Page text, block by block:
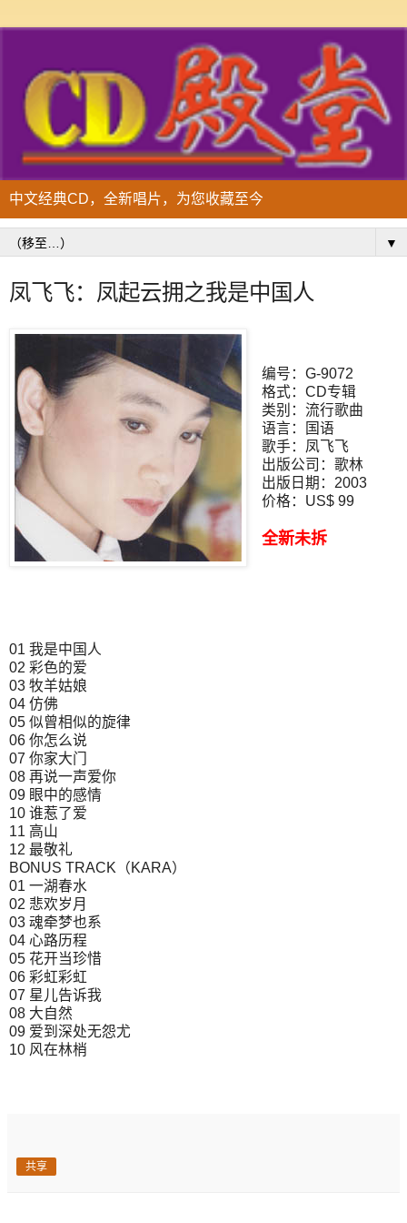
中文经典CD，全新唱片，为您收藏至今
▼
凤飞飞：凤起云拥之我是中国人
编号：G-9072
格式：CD专辑
类别：流行歌曲
语言：国语
歌手：凤飞飞
出版公司：歌林
出版日期：2003
价格：US$ 99
全新未拆
01 我是中国人
02 彩色的爱
03 牧羊姑娘
04 仿佛
05 似曾相似的旋律
06 你怎么说
07 你家大门
08 再说一声爱你
09 眼中的感情
10 谁惹了爱
11 高山
12 最敬礼
BONUS TRACK（KARA）
01 一湖春水
02 悲欢岁月
03 魂牵梦也系
04 心路历程
05 花开当珍惜
06 彩虹彩虹
07 星儿告诉我
08 大自然
09 爱到深处无怨尤
10 风在林梢
共享